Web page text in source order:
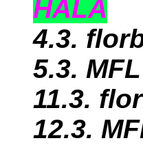
HALA
4.3.
5.3.
11.3.
12.3.